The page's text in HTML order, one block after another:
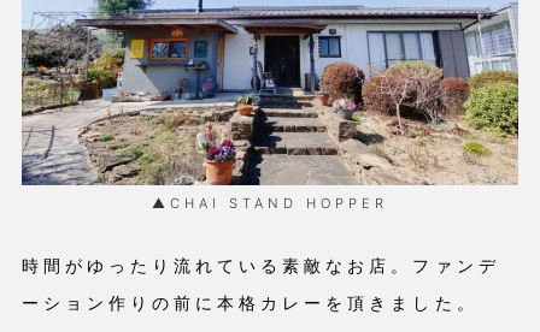
▲CHAI STAND HOPPER
時間がゆったり流れている素敵なお店。ファンデ
ーション作りの前に本格カレーを頂きました。